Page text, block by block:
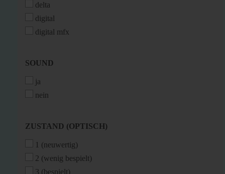
delta
digital
digital mfx
SOUND
SOUND
ja
nein
ZUSTAND
ZUSTAND (OPTISCH)
1 (neuwertig)
2 (wenig bespielt)
3 (bespielt)